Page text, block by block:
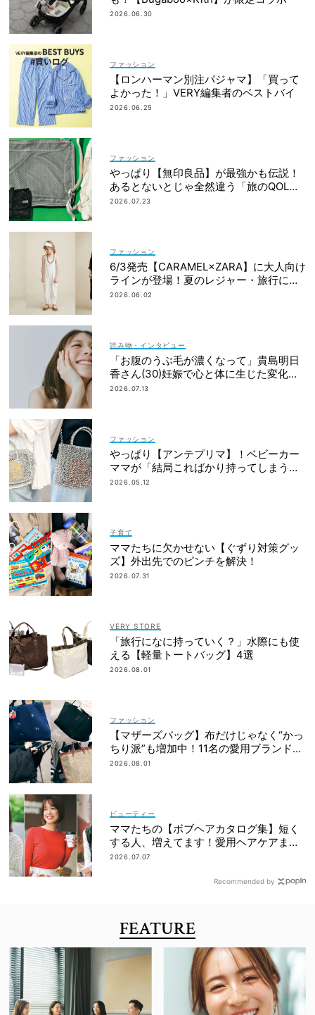
2026.06.30
ファッション
【ロンハーマン別注パジャマ】「買って
よかった！」VERY編集者のベストバイ
2026.06.25
ファッション
やっぱり【無印良品】が最強かも伝説！
あるとないとじゃ全然違う「旅のQOL爆
上げアイテム」
2026.07.23
ファッション
6/3発売【CARAMEL×ZARA】に大人向け
ラインが登場！夏のレジャー・旅行にも
おすすめ
2026.06.02
読み物・インタビュー
「お腹のうぶ毛が濃くなって」貴島明日
香さん(30)妊娠で心と体に生じた変化も
「愛しいです」
2026.07.13
ファッション
やっぱり【アンテプリマ】！ベビーカー
ママが「結局こればかり持ってしまう」
納得の理由
2026.05.12
子育て
ママたちに欠かせない【ぐずり対策グッ
ズ】外出先でのピンチを解決！
2026.07.31
VERY STORE
「旅行になに持っていく？」水際にも使
える【軽量トートバッグ】4選
2026.08.01
ファッション
【マザーズバッグ】布だけじゃなく“かっ
ちり派”も増加中！11名の愛用ブランド
は？
2026.08.01
ビューティー
ママたちの【ボブヘアカタログ集】短く
する人、増えてます！愛用ヘアケアまで
全部見せ
2026.07.07
Recommended by
FEATURE